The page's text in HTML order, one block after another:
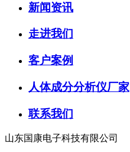
新闻资讯
走进我们
客户案例
人体成分分析仪厂家
联系我们
山东国康电子科技有限公司